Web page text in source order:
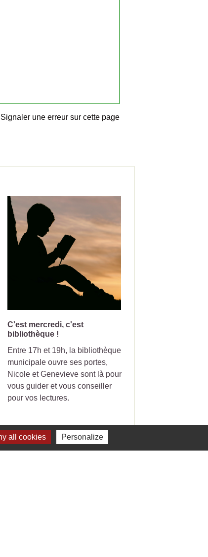
Signaler une erreur sur cette page
C'est mercredi, c'est
bibliothèque !
Entre 17h et 19h, la bibliothèque
municipale ouvre ses portes,
Nicole et Genevieve sont là pour
vous guider et vous conseiller
pour vos lectures.
Voir tout
all cookies Personalize